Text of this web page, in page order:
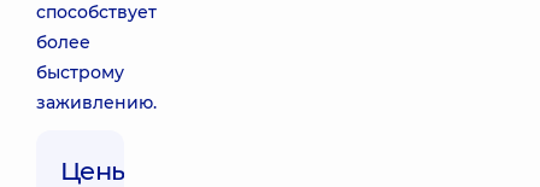
способствует
более
быстрому
заживлению.
Цены